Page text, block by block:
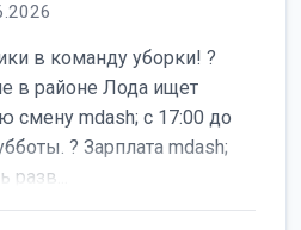
в команду уборки! ?
в районе Лода ищет
смену mdash; с 17:00 до
? Зарплата mdash;